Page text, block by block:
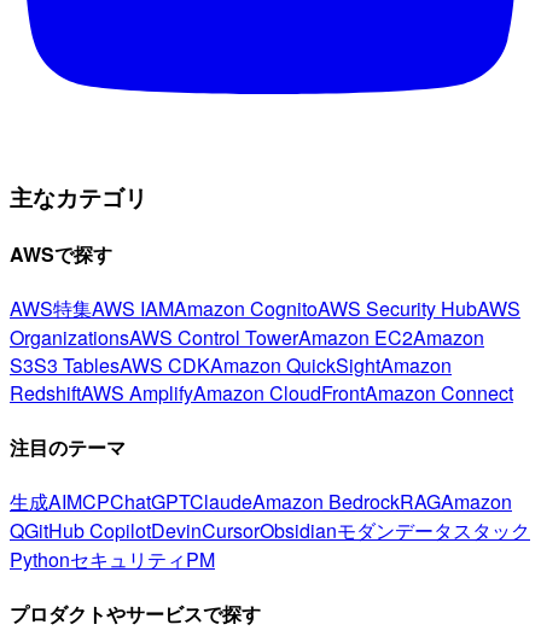
主なカテゴリ
AWSで探す
AWS特集AWS IAMAmazon CognitoAWS Security HubAWS
OrganizationsAWS Control TowerAmazon EC2Amazon
S3S3 TablesAWS CDKAmazon QuickSightAmazon
RedshiftAWS AmplifyAmazon CloudFrontAmazon Connect
注目のテーマ
生成AIMCPChatGPTClaudeAmazon BedrockRAGAmazon
QGitHub CopilotDevinCursorObsidianモダンデータスタック
PythonセキュリティPM
プロダクトやサービスで探す